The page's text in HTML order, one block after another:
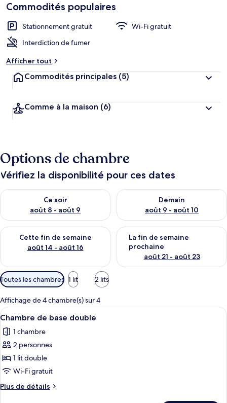
Commodités populaires
Stationnement gratuit
Wi-Fi gratuit
Interdiction de fumer
Afficher tout
Commodités principales (5)
Comme à la maison (6)
Options de chambre
Vérifiez la disponibilité pour ces dates
Ce soir
août 8 - août 9
Vérifier la disponibilité pour ce soir août 8 - août 9
Demain
août 9 - août 10
Vérifier la disponibilité pour
Cette fin de semaine
août 14 - août 16
Vérifier la disponibilité pour cette fin de semaine août 14 -
La fin de semaine
prochaine
août 21 - août 23
Vérifier la disponibilité pour
Filtres
disponibles
pour
les
chambres
Toutes les chambres 1 lit 2 lits
Affichage de 4 chambre(s) sur 4
Afficher
toutes
les
photos
pour
ce
type
de
Coffre-fort, bureau, système
6
Chambre de base double
1 chambre
2 personnes
1 lit double
Wi-Fi gratuit
Plus de détails
Plus